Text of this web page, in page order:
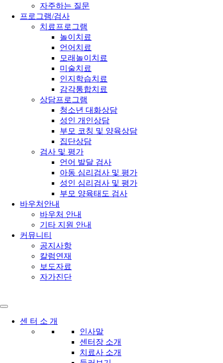
자주하는 질문
프로그램/검사
치료프로그램
놀이치료
언어치료
모래놀이치료
미술치료
인지학습치료
감각통합치료
상담프로그램
청소년 대화상담
성인 개인상담
부모 코칭 및 양육상담
집단상담
검사 및 평가
언어 발달 검사
아동 심리검사 및 평가
성인 심리검사 및 평가
부모 양육태도 검사
바우처안내
바우처 안내
기타 지원 안내
커뮤니티
공지사항
칼럼연재
보도자료
자가진단
센 터 소 개
인사말
센터장 소개
치료사 소개